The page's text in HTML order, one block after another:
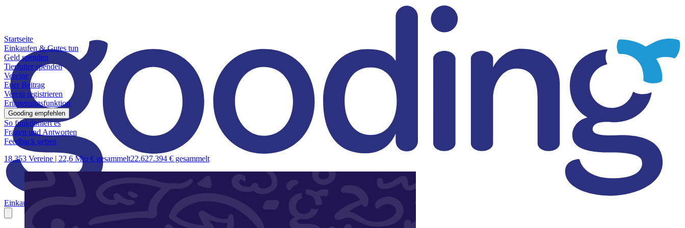
Einkaufen & Gutes tun Geld spendenTierfutter spenden VereineEuer Beitrag
Startseite
Einkaufen & Gutes tun
Geld spenden
Tierfutter spenden
Vereine
Euer Beitrag
Verein registrieren
Erinnerungsfunktion
Gooding empfehlen
So funktioniert es
Fragen und Antworten
Feedback geben
18.353 Vereine | 22,6 Mio € gesammelt22.627.394 € gesammelt